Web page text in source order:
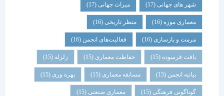
شهر های جهانی(17) میراث جهانی(17)
معماری موزه (16) منظر تاریخی (16)
مرمت و بازسازی(16) فعالیت‌های انجمن(16)
بافت فرسوده (15) حفاظت معماری (15) زلزله
بیانیه انجمن(15) مسابقه معماری (15) بهره وری(15)
گوناگونی فرهنگی (15) معماری صنعتی(15)